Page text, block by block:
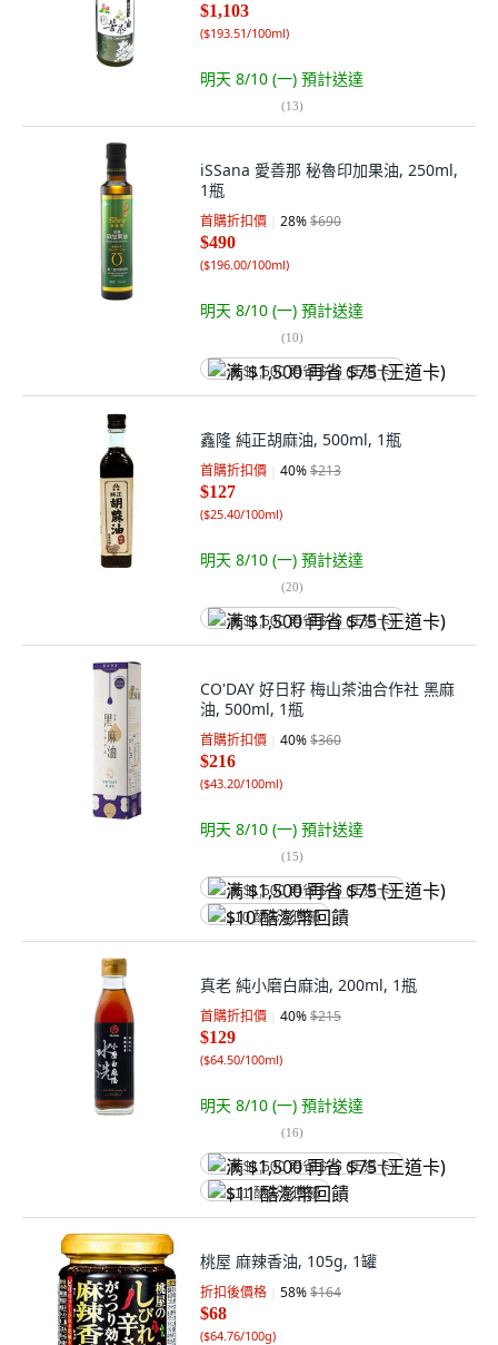
$1,103
($193.51/100ml)
明天 8/10 (一) 預計送達
(13)
iSSana 愛善那 秘魯印加果油, 250ml,
1瓶
首購折扣價 28%$690
$490
($196.00/100ml)
明天 8/10 (一) 預計送達
(10)
满 $1,500 再省 $75 (王道卡)
鑫隆 純正胡麻油, 500ml, 1瓶
首購折扣價 40%$213
$127
($25.40/100ml)
明天 8/10 (一) 預計送達
(20)
满 $1,500 再省 $75 (王道卡)
CO'DAY 好日籽 梅山茶油合作社 黑麻
油, 500ml, 1瓶
首購折扣價 40%$360
$216
($43.20/100ml)
明天 8/10 (一) 預計送達
(15)
满 $1,500 再省 $75 (王道卡)
$10 酷澎幣回饋
真老 純小磨白麻油, 200ml, 1瓶
首購折扣價 40%$215
$129
($64.50/100ml)
明天 8/10 (一) 預計送達
(16)
满 $1,500 再省 $75 (王道卡)
$11 酷澎幣回饋
桃屋 麻辣香油, 105g, 1罐
折扣後價格 58%$164
$68
($64.76/100g)